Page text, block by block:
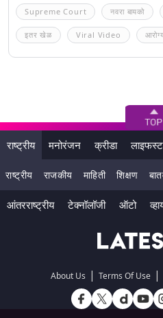
Supreme Court नवरा बायको
इतर खेळ Viral Video
राष्ट्रीय मनोरंजन क्रीडा
राष्ट्रीय राजकीय माहिती शिक्षण
आंतरराष्ट्रीय टेक्नॉलॉजी ऑटो
About Us | Terms Of Use |